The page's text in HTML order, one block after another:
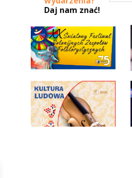
Daj nam znać!